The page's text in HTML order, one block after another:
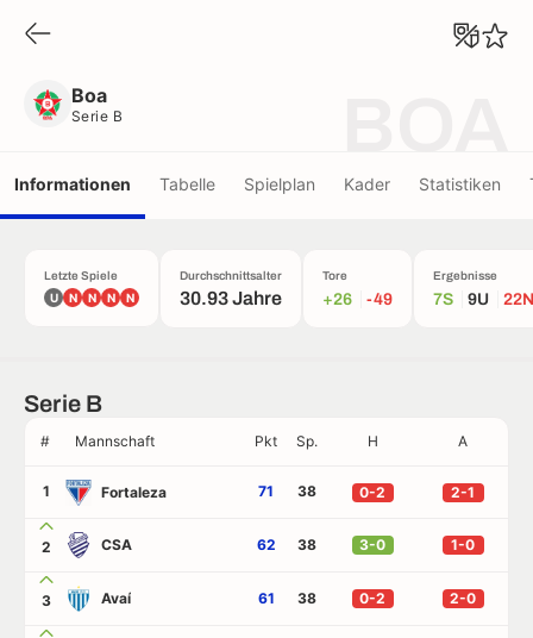
Boa
Serie B
Informationen Tabelle Spielplan Kader Statistiken
Letzte Spiele
U N N N N
Durchschnittsalter
30.93 Jahre
Tore
+26 -49
Ergebnisse
7S 9U 22N
Serie B
# Mannschaft Pkt Sp. H A
1 Fortaleza 71 38 0-2 2-1
2 CSA 62 38 3-0 1-0
3 Avaí 61 38 0-2 2-0